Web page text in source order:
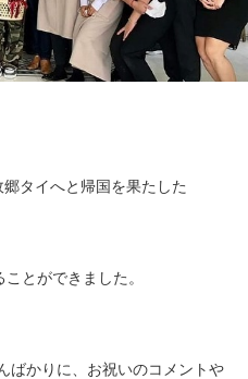
タイへと帰国を果たした
とができました。
ばかりに、お祝いのコメントや